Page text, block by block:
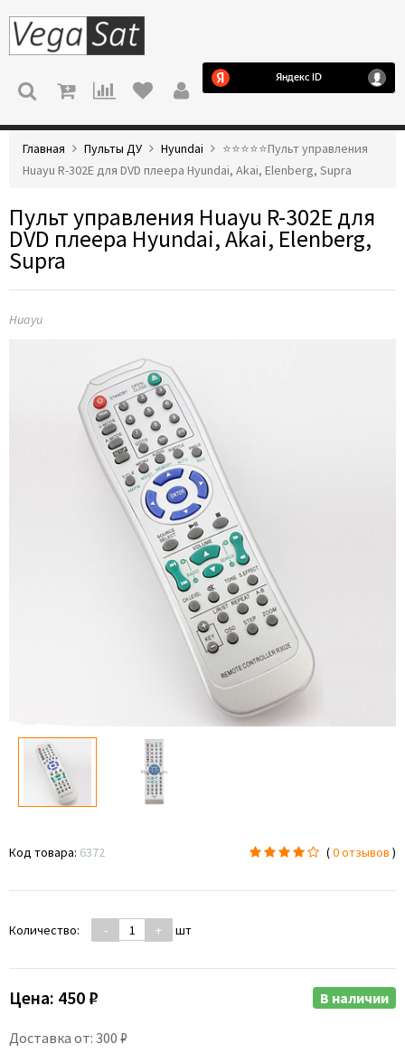
МЕНЮ
Главная Пульты ДУ Hyundai
⭐️⭐️⭐️⭐️⭐️Пульт управления
Huayu R-302E для DVD плеера Hyundai, Akai, Elenberg, Supra
Пульт управления Huayu R-302E для
DVD плеера Hyundai, Akai, Elenberg,
Supra
Huayu
Код товара: 6372 (0 отзывов )
Количество: - + шт
Цена: 450 ₽
Доставка от: 300 ₽
В наличии